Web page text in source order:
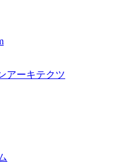
アーキテクツ